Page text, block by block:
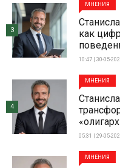
МНЕНИЯ
как
10:47 | 30-05-
3
МНЕНИЯ
05:31 | 29-05-
4
МНЕНИЯ